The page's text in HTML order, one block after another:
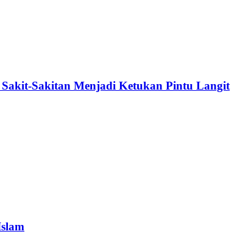
Sakitan Menjadi Ketukan Pintu Langit